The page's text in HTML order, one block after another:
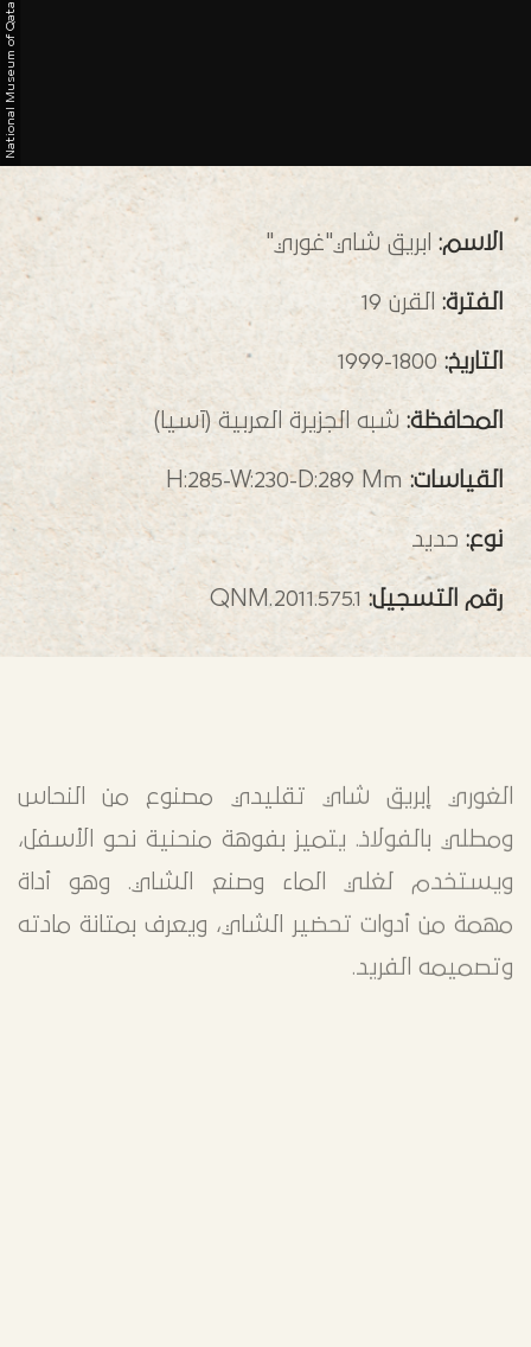
N
a
t
i
o
n
a
l
M
u
s
e
u
m
o
f
Q
a
t
a
الاسم: ابريق شاي"غوري"
الفترة: القرن 19
التاريخ: 1800-1999
المحافظة: شبه الجزيرة العربية (آسيا)
القياسات: H:285-W:230-D:289 Mm
نوع: حديد
رقم التسجيل: QNM.2011.575.1
الغوري إبريق شاي تقليدي مصنوع من النحاس
ومطلي بالفولاذ. يتميز بفوهة منحنية نحو الأسفل،
ويستخدم لغلي الماء وصنع الشاي. وهو أداة
مهمة من أدوات تحضير الشاي، ويعرف بمتانة مادته
وتصميمه الفريد.